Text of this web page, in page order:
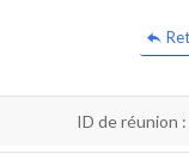
ID de réunion :